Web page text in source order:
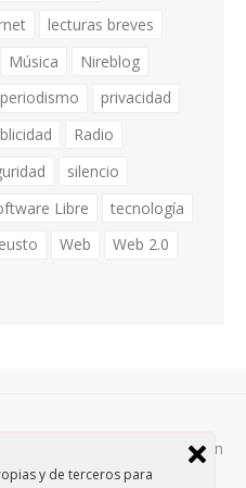
y de terceros para
lecturas breves
Música
Nireblog
periodismo
privacidad
Radio
silencio
Libre
tecnología
Web
Web 2.0
de esta página están
Commons Attribution-